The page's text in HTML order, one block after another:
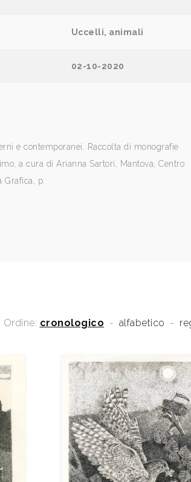
Uccelli, animali
02-10-2020
e contemporanei. Raccolta di monografie
a cura di Arianna Sartori, Mantova, Centro
Grafica, p.
Ordine: cronologico - alfabetico -